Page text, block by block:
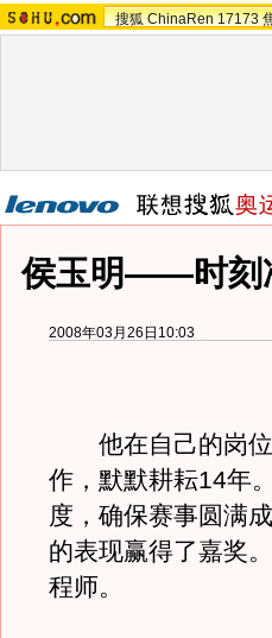
搜狐 ChinaRen 17173
侯玉明——时刻
2008年03月26日10:03
他在自己的岗位
作，默默耕耘14年
度，确保赛事圆满
的表现赢得了嘉奖
程师。